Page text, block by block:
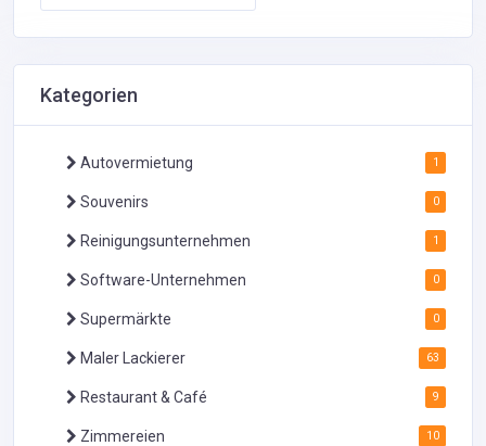
Kategorien
Autovermietung 1
Souvenirs 0
Reinigungsunternehmen 1
Software-Unternehmen 0
Supermärkte 0
Maler Lackierer 63
Restaurant & Café 9
Zimmereien 10